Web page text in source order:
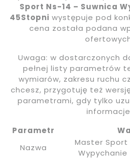
Sport Ns-14 – Suwnica
45Stopni występuje pod
cena została podana
Uwaga: w dostarczonych
pełnej listy parametrów
wymiarów, zakresu ruchu
chcesz, przygotuję też
parametrami, gdy tylko
Parametr
Nazwa
Master Sport
Wypychanie